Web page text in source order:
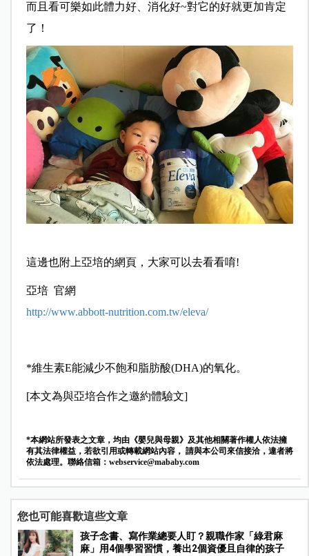
而且看可樂如此體力好、消化好~對它的好就更加肯定
了！
這邊也附上亞培的網頁，大家可以去看看唷!
亞培 官網
http://www.abbott-nutrition.com.tw/eleva/
*維生素E能減少不飽和脂肪酸(DHA)的氧化。
[本文為與亞培合作之邀約體驗文]
*本網站所發表之文章，均由《嬰兒與母親》及其他相關著作權人依法擁
有其法律權益，若欲引用或轉載網站內容， 請與本公司來信接洽，違者將
依法處理。聯絡信箱： webservice@mababy.com
您也可能喜歡這些文章
孩子念書、寫作業總要人盯？親職作家「綠君麻
麻」用4個學習習慣，養出2個資優且自律的孩子